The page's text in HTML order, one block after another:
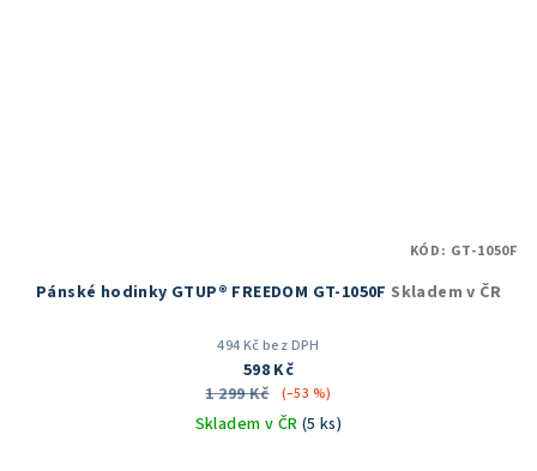
Pánské hodinky GTUP® FREEDOM GT-1050F Skladem v ČR
494 Kč bez DPH
598 Kč
1 299 Kč
(–53 %)
Skladem v ČR (5 ks)
KÓD: GT-1050F